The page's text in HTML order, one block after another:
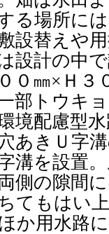
る場所に
設替えや
設計の中
０㎜×Ｈ３
部トウキ
境配慮型
あきＵ字
溝を設置
側の隙間
てもはい
か用水路